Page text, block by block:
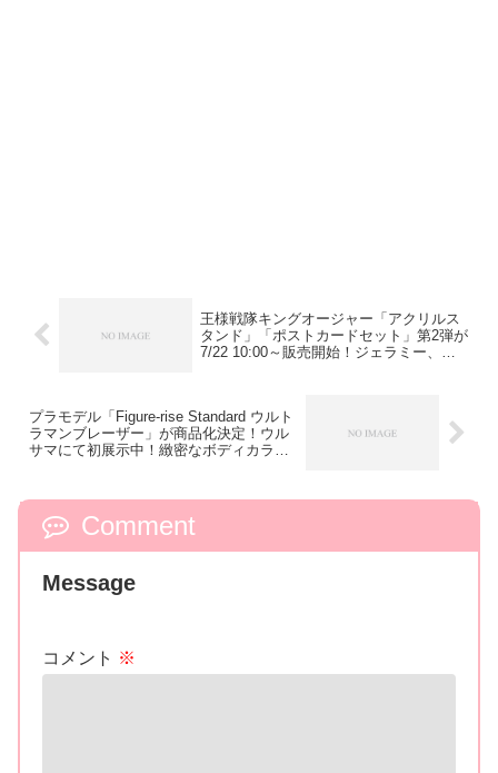
王様戦隊キングオージャー「アクリルス
タンド」「ポストカードセット」第2弾が
7/22 10:00～販売開始！ジェラミー、ラ
プラモデル「Figure-rise Standard ウルト
ラマンブレーザー」が商品化決定！ウル
サマにて初展示中！緻密なボディカラー
Comment
Message
コメント ※